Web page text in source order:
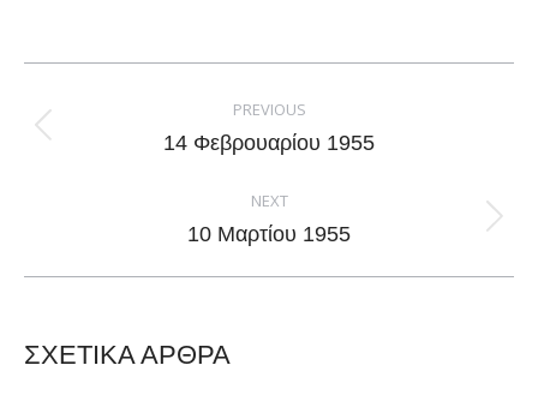
Facebook
X
PinterestLinkedIn
navigation
PREVIOUS
Previous
14 Φεβρουαρίου 1955
NEXT
Next
10 Μαρτίου 1955
ΣΧΕΤΙΚΑ ΑΡΘΡΑ